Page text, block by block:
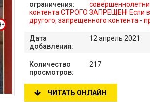
ограничения:
контента СТРОГО ЗАПРЕЩЕН! Если в
другого, запрещенного контента -
Дата
добавления:
12 апрель 2021
Количество
просмотров:
217
ЧИТАТЬ ОНЛАЙН